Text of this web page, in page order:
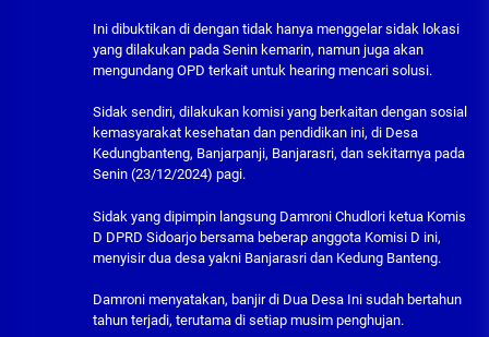
Ini dibuktikan di dengan tidak hanya menggelar sidak lokasi
yang dilakukan pada Senin kemarin, namun juga akan
mengundang OPD terkait untuk hearing mencari solusi.
Sidak sendiri, dilakukan komisi yang berkaitan dengan sosial
kemasyarakat kesehatan dan pendidikan ini, di Desa
Kedungbanteng, Banjarpanji, Banjarasri, dan sekitarnya pada
Senin (23/12/2024) pagi.
Sidak yang dipimpin langsung Damroni Chudlori ketua Komis
D DPRD Sidoarjo bersama beberap anggota Komisi D ini,
menyisir dua desa yakni Banjarasri dan Kedung Banteng.
Damroni menyatakan, banjir di Dua Desa Ini sudah bertahun
tahun terjadi, terutama di setiap musim penghujan.